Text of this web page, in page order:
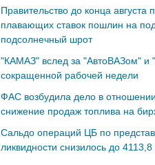
Правительство до конца августа
плавающих ставок пошлин на
подсолнечный шрот
"КАМАЗ" вслед за "АвтоВАЗом" и
сокращенной рабочей недели
ФАС возбудила дело в
снижение продаж топлива на
Сальдо операций ЦБ по
ликвидности снизилось до